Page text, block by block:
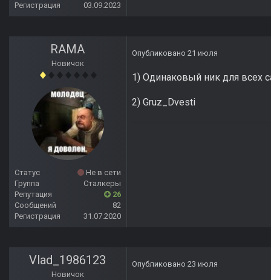
Регистрация
03.09.2023
RAMA
Новичок
Статус
Не в сети
Группа
Сталкеры
Репутация
26
Сообщений
82
Регистрация
31.07.2020
Опубликовано 21 июля
1) Одинаковый ник для всех
2) Gruz_Dvesti
Vlad_1986123
Новичок
Опубликовано 23 июля